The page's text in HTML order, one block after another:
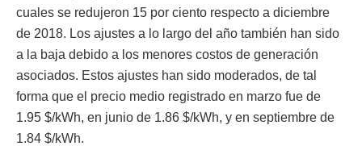
cuales se redujeron 15 por ciento respecto a diciembre
de 2018. Los ajustes a lo largo del año también han sido
a la baja debido a los menores costos de generación
asociados. Estos ajustes han sido moderados, de tal
forma que el precio medio registrado en marzo fue de
1.95 $/kWh, en junio de 1.86 $/kWh, y en septiembre de
1.84 $/kWh.